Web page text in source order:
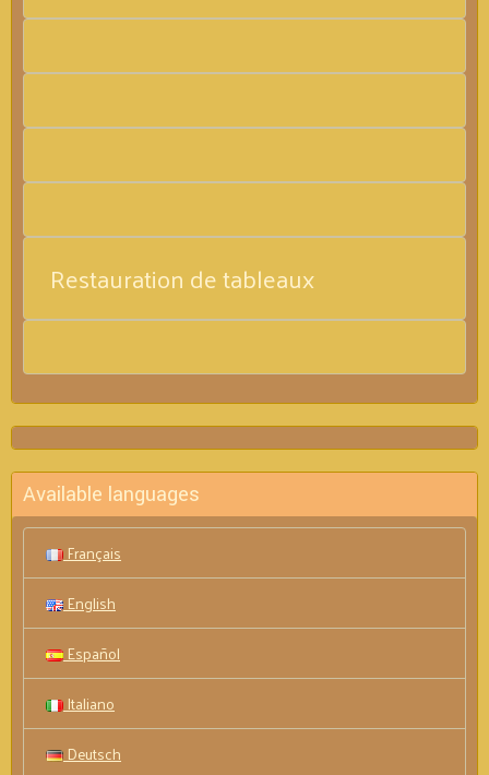
Restauration de tableaux
Available languages
Français
English
Español
Italiano
Deutsch